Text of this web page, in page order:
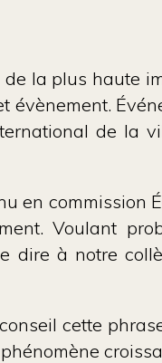
la plus haute
de la
en
Voulant
dire à notre
cette